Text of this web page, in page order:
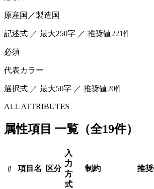
原産国／製造国
記述式 ／ 最大250字 ／ 推奨値221件
必須
代表カラー
選択式 ／ 最大50字 ／ 推奨値20件
ALL ATTRIBUTES
属性項目 一覧（全19件）
# 項目名 区分
入
力
方
式
制約 推